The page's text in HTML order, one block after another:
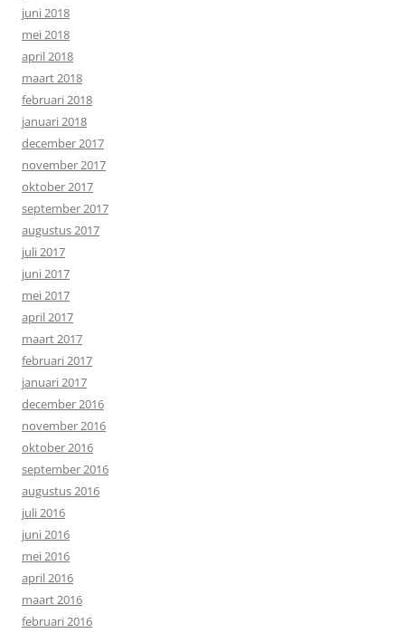
juni 2018
mei 2018
april 2018
maart 2018
februari 2018
januari 2018
december 2017
november 2017
oktober 2017
september 2017
augustus 2017
juli 2017
juni 2017
mei 2017
april 2017
maart 2017
februari 2017
januari 2017
december 2016
november 2016
oktober 2016
september 2016
augustus 2016
juli 2016
juni 2016
mei 2016
april 2016
maart 2016
februari 2016